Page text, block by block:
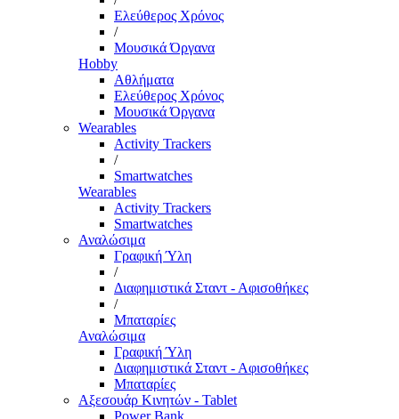
Ελεύθερος Χρόνος
/
Μουσικά Όργανα
Hobby
Αθλήματα
Ελεύθερος Χρόνος
Μουσικά Όργανα
Wearables
Activity Trackers
/
Smartwatches
Wearables
Activity Trackers
Smartwatches
Αναλώσιμα
Γραφική Ύλη
/
Διαφημιστικά Σταντ - Αφισοθήκες
/
Μπαταρίες
Αναλώσιμα
Γραφική Ύλη
Διαφημιστικά Σταντ - Αφισοθήκες
Μπαταρίες
Αξεσουάρ Κινητών - Tablet
Power Bank